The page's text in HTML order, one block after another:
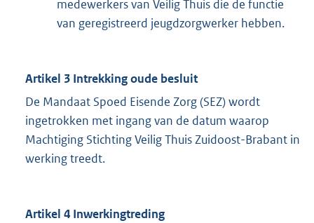
medewerkers van Veilig Thuis die de functie
van geregistreerd jeugdzorgwerker hebben.
Artikel 3 Intrekking oude besluit
De Mandaat Spoed Eisende Zorg (SEZ) wordt
ingetrokken met ingang van de datum waarop
Machtiging Stichting Veilig Thuis Zuidoost-Brabant in
werking treedt.
Artikel 4 Inwerkingtreding